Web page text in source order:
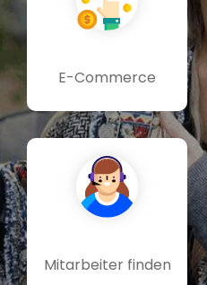
E-Commerce
Mitarbeiter finden